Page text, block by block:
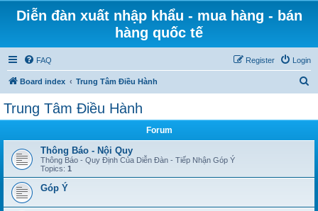
Diễn đàn xuất nhập khẩu - mua hàng - bán
hàng quốc tế
FAQ Login
Register
Board index Trung Tâm Điều Hành
Trung Tâm Điều Hành
Forum
Thông Báo - Nội Quy
Thông Báo - Quy Định Của Diễn Đàn - Tiếp Nhận Góp Ý
Topics: 1
Góp Ý